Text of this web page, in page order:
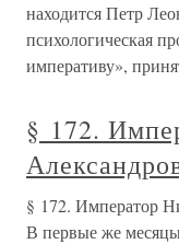
находится Петр
психологическая
императиву»,
§ 172.
§ 172. Император
В первые же